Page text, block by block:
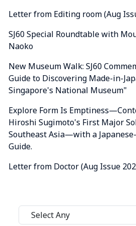
Letter from Editing room (Aug
SJ60 Special Roundtable with
Naoko
New Museum Walk: SJ60
Guide to Discovering Made-in-
Singapore's National Museum"
Explore Form Is
Hiroshi Sugimoto's First Major
Southeast Asia—with a
Guide.
Letter from Doctor (Aug Issue